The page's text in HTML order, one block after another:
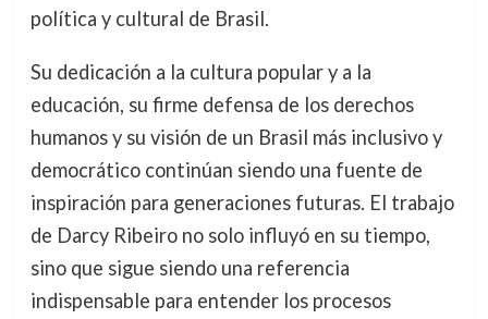
política y cultural de Brasil.
Su dedicación a la cultura popular y a la
educación, su firme defensa de los derechos
humanos y su visión de un Brasil más inclusivo y
democrático continúan siendo una fuente de
inspiración para generaciones futuras. El trabajo
de Darcy Ribeiro no solo influyó en su tiempo,
sino que sigue siendo una referencia
indispensable para entender los procesos